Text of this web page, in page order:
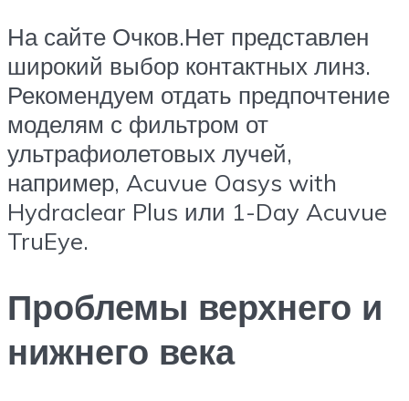
На сайте Очков.Нет представлен
широкий выбор контактных линз.
Рекомендуем отдать предпочтение
моделям с фильтром от
ультрафиолетовых лучей,
например, Acuvue Oasys with
Hydraclear Plus или 1-Day Acuvue
TruEye.
Проблемы верхнего и
нижнего века